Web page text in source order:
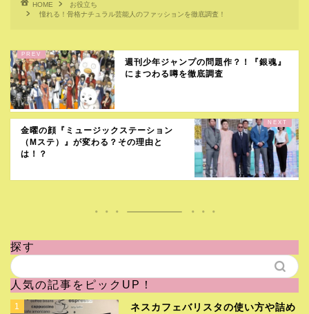
HOME
お役立ち
憧れる！骨格ナチュラル芸能人のファッションを徹底調査！
週刊少年ジャンプの問題作？！『銀魂』
にまつわる噂を徹底調査
金曜の顔『ミュージックステーション
（Mステ）』が変わる？その理由と
は！？
探す
人気の記事をピックUP！
1
ネスカフェバリスタの使い方や詰め